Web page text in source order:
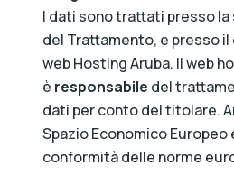
I dati sono trattati presso
del Trattamento, e presso
web Hosting Aruba. Il web
è responsabile del
dati per conto del titolare.
Spazio Economico Europeo
conformità delle norme